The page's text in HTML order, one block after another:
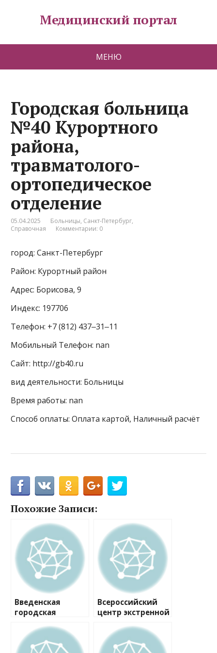
Медицинский портал
МЕНЮ
Городская больница
№40 Курортного
района,
травматолого-
ортопедическое
отделение
05.04.2025 Больницы, Санкт-Петербург,
Справочная
Комментарии: 0
город: Санкт-Петербург
Район: Курортный район
Адрес: Борисова, 9
Индекс: 197706
Телефон: +7 (812) 437‒31‒11
Мобильный Телефон: nan
Сайт: http://gb40.ru
вид деятельности: Больницы
Время работы: nan
Способ оплаты: Оплата картой, Наличный расчёт
Похожие Записи:
Введенская
городская
больница,
клинико-
Всероссийский
центр экстренной
медицины им.
А.М. Никифорова,